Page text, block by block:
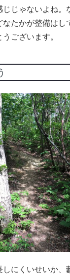
じゃないよね。
なたかが整備はし
ございます。
にくいせいか、